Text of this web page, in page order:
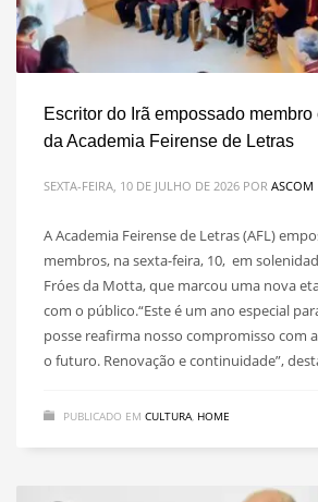
Escritor do Irã empossado
da Academia Feirense de Letras
SEXTA-FEIRA, 10 DE JULHO DE 2026 POR ASCOM
A Academia Feirense de Letras (AFL)
membros, na sexta-feira, 10, em
Fróes da Motta, que marcou uma nova
com o público.“Este é um ano especial
posse reafirma nosso compromisso com
o futuro. Renovação e continuidade”,
PUBLICADO EM CULTURA, HOME